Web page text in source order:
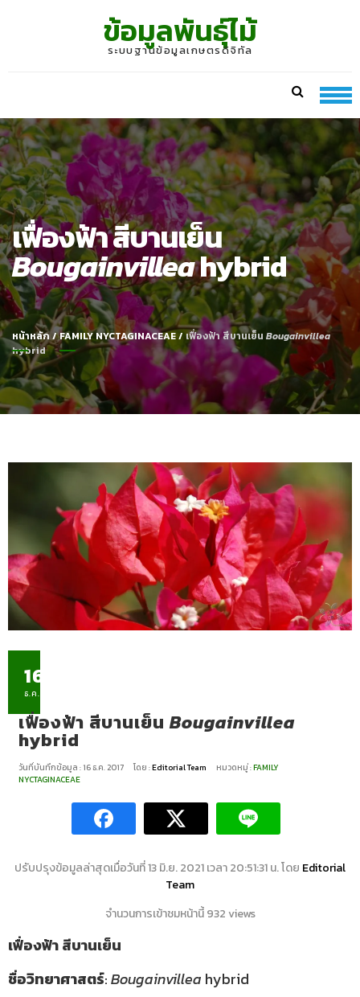
ข้อมูลพันธุ์ไม้
ระบบฐานข้อมูลเกษตรดิจิทัล
เฟื่องฟ้า สีบานเย็น
Bougainvilleahybrid
หน้าหลัก/FAMILY NYCTAGINACEAE/เฟื่องฟ้า สีบานเย็น Bougainvillea
hybrid
16
ธ.ค.
เฟื่องฟ้า สีบานเย็นBougainvillea
hybrid
วันที่บันทึกข้อมูล : 16 ธ.ค. 2017 โดย :Editorial Team หมวดหมู่ :FAMILY
NYCTAGINACEAE
ปรับปรุงข้อมูลล่าสุดเมื่อวันที่ 13 มิ.ย. 2021 เวลา 20:51:31 น. โดย Editorial
Team
จำนวนการเข้าชมหน้านี้ 932 views
เฟื่องฟ้า สีบานเย็น
ชื่อวิทยาศาสตร์:Bougainvillea hybrid